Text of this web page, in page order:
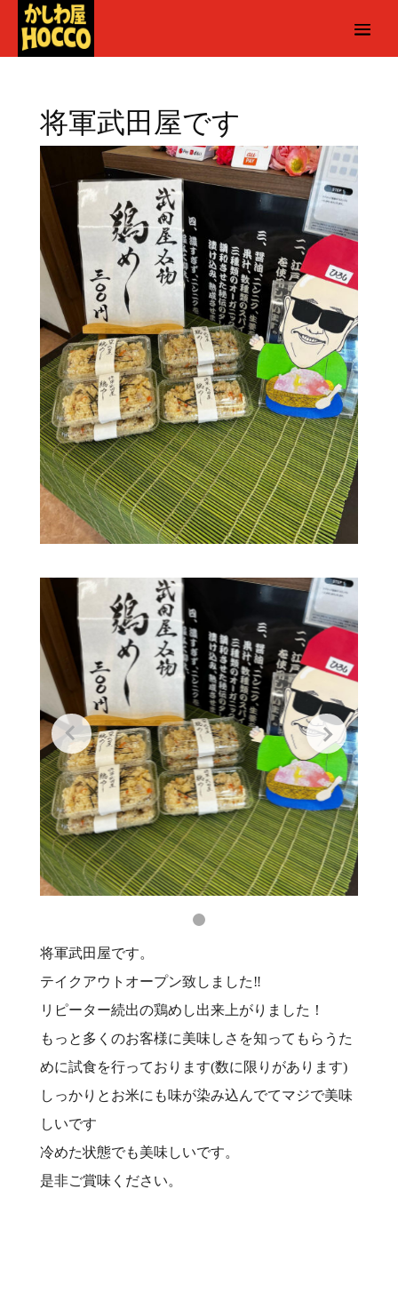
将軍武田屋です
将軍武田屋です。
テイクアウトオープン致しました‼️
リピーター続出の鶏めし出来上がりました！
もっと多くのお客様に美味しさを知ってもらうた
めに試食を行っております(数に限りがあります)
しっかりとお米にも味が染み込んでてマジで美味
しいです
冷めた状態でも美味しいです。
是非ご賞味ください。